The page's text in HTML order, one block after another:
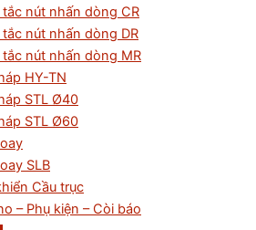
nút nhấn dòng CR
nút nhấn dòng DR
nút nhấn dòng MR
HY-TN
STL Ø40
STL Ø60
SLB
Cầu trục
– Phụ kiện – Còi báo